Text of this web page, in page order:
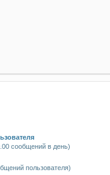
сообщений в день)
пользователя)